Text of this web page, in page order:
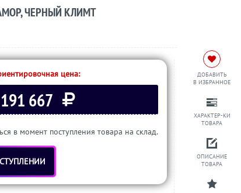
ЧЕРНЫЙ КЛИМТ
ДОБАВИТЬ
В ИЗБРАННОЕ
ХАРАКТЕР-КИ
ТОВАРА
ОПИСАНИЕ
ТОВАРА
цена:
191 667
в момент поступления товара на склад.